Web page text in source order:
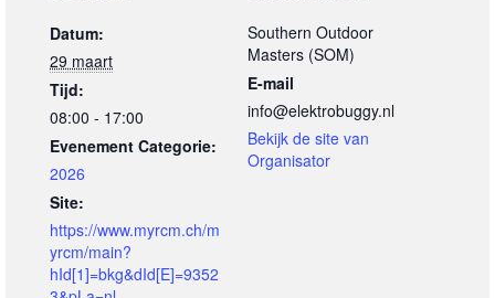
Datum:
29 maart
Tijd:
08:00 - 17:00
Evenement Categorie:
2026
Site:
https://www.myrcm.ch/m
yrcm/main?
hId[1]=bkg&dId[E]=9352
Southern Outdoor
Masters (SOM)
E-mail
info@elektrobuggy.nl
Bekijk de site van
Organisator